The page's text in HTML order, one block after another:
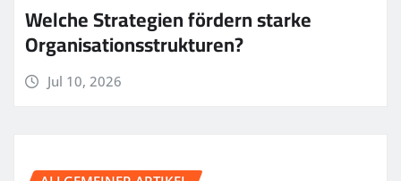
Welche Strategien fördern starke
Organisationsstrukturen?
Jul 10, 2026